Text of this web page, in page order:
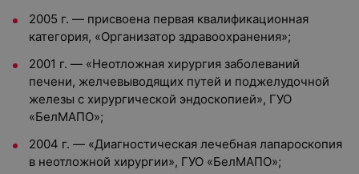
2005 г. — присвоена первая квалификационная
категория, «Организатор здравоохранения»;
2001 г. — «Неотложная хирургия заболеваний
печени, желчевыводящих путей и поджелудочной
железы с хирургической эндоскопией», ГУО
«БелМАПО»;
2004 г. — «Диагностическая лечебная лапароскопия
в неотложной хирургии», ГУО «БелМАПО»;